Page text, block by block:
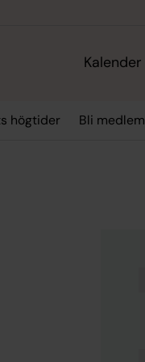
Kalender
högtider Bli medlem